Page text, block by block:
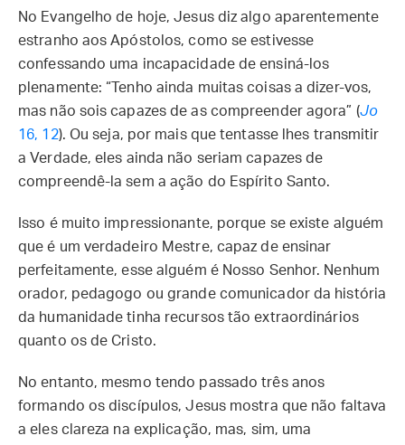
No Evangelho de hoje, Jesus diz algo aparentemente
estranho aos Apóstolos, como se estivesse
confessando uma incapacidade de ensiná-los
plenamente: “Tenho ainda muitas coisas a dizer-vos,
mas não sois capazes de as compreender agora” (Jo
16, 12). Ou seja, por mais que tentasse lhes transmitir
a Verdade, eles ainda não seriam capazes de
compreendê-la sem a ação do Espírito Santo.
Isso é muito impressionante, porque se existe alguém
que é um verdadeiro Mestre, capaz de ensinar
perfeitamente, esse alguém é Nosso Senhor. Nenhum
orador, pedagogo ou grande comunicador da história
da humanidade tinha recursos tão extraordinários
quanto os de Cristo.
No entanto, mesmo tendo passado três anos
formando os discípulos, Jesus mostra que não faltava
a eles clareza na explicação, mas, sim, uma